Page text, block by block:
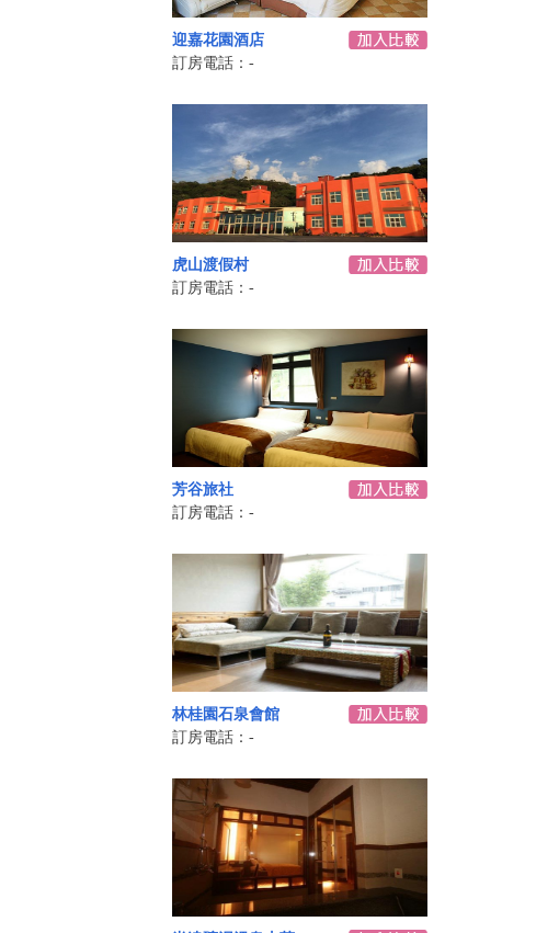
迎嘉花園酒店
訂房電話：-
虎山渡假村
訂房電話：-
芳谷旅社
訂房電話：-
林桂園石泉會館
訂房電話：-